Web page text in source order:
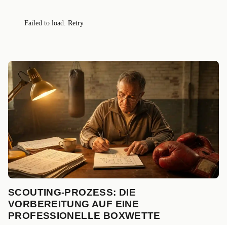
Failed to load. Retry
SCOUTING-PROZESS: DIE
VORBEREITUNG AUF EINE
PROFESSIONELLE BOXWETTE